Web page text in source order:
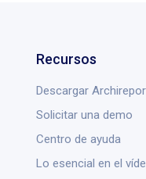
Recursos
Descargar
Solicitar una demo
Centro de ayuda
Lo esencial en el